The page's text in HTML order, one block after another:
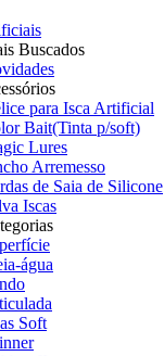
Buscados
para Isca Artificial
Bait(Tinta p/soft)
Lures
Arremesso
de Saia de Silicone
Iscas
água
Soft